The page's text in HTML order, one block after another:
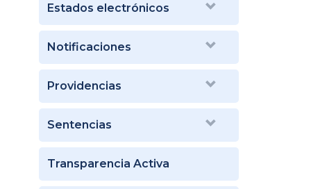
Estados electrónicos
Notificaciones
Providencias
Sentencias
Transparencia Activa